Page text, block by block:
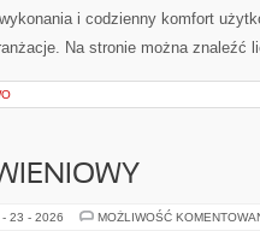
i codzienny komfort
Na stronie można znaleźć
- 23 - 2026 MOŻLIWOŚĆ